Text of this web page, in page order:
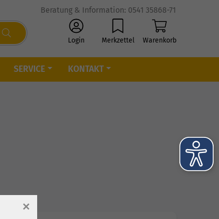
Beratung & Information: 0541 35868-71
Login Merkzettel Warenkorb
SERVICE KONTAKT
×